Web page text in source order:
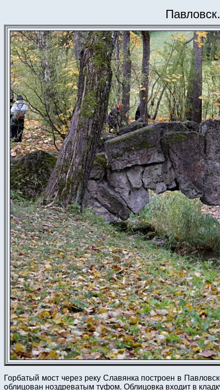
Горбатый мост через реку Славянка построен в
облицован ноздреватым туфом. Облицовка входит в